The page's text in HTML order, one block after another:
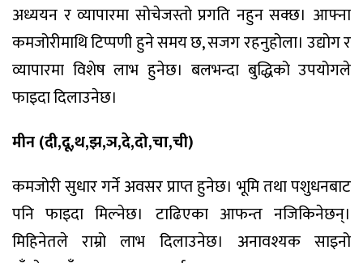
अध्ययन र व्यापारमा सोचेजस्तो प्रगति नहुन सक्छ। आफ्ना
कमजोरीमाथि टिप्पणी हुने समय छ, सजग रहनुहोला। उद्योग र
व्यापारमा विशेष लाभ हुनेछ। बलभन्दा बुद्धिको उपयोगले
फाइदा दिलाउनेछ।
मीन (दी,दू,थ,झ,ञ,दे,दो,चा,ची)
कमजोरी सुधार गर्ने अवसर प्राप्त हुनेछ। भूमि तथा पशुधनबाट
पनि फाइदा मिल्नेछ। टाढिएका आफन्त नजिकिनेछन्।
मिहिनेतले राम्रो लाभ दिलाउनेछ। अनावश्यक साइनो